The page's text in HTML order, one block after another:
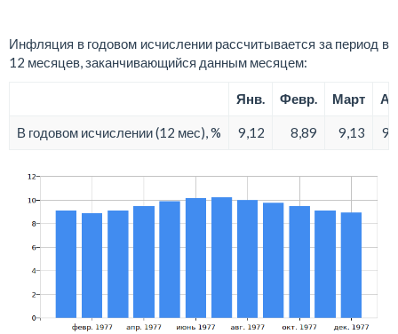
Инфляция в годовом исчислении рассчитывается за период в
12 месяцев, заканчивающийся данным месяцем:
Янв. Февр. Март
В годовом исчислении (12 мес), % 9,12 8,89 9,13